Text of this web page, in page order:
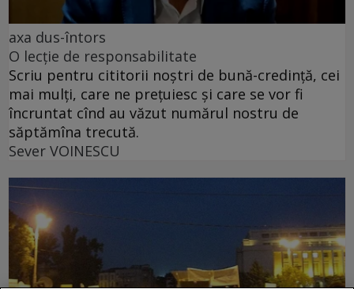
axa dus-întors
O lecție de responsabilitate
Scriu pentru cititorii noștri de bună-credință, cei
mai mulți, care ne prețuiesc și care se vor fi
încruntat cînd au văzut numărul nostru de
săptămîna trecută.
Sever VOINESCU